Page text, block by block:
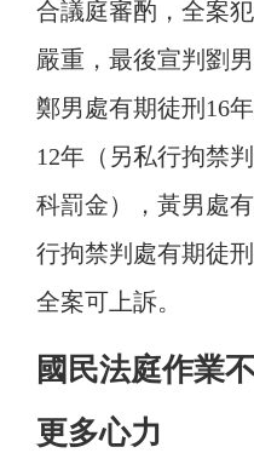
合議庭審酌，全案
嚴重，最後宣判劉
鄭男處有期徒刑16
12年（另私行拘禁
科罰金），黃男處
行拘禁判處有期徒
全案可上訴。
國民法庭作業
更多心力